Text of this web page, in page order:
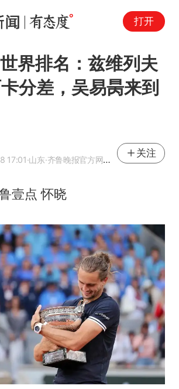
打开
界排名：兹维列夫
分差，吴易昺来到
17:01·山东·齐鲁晚报官方网易号
关注
壹点 怀晓